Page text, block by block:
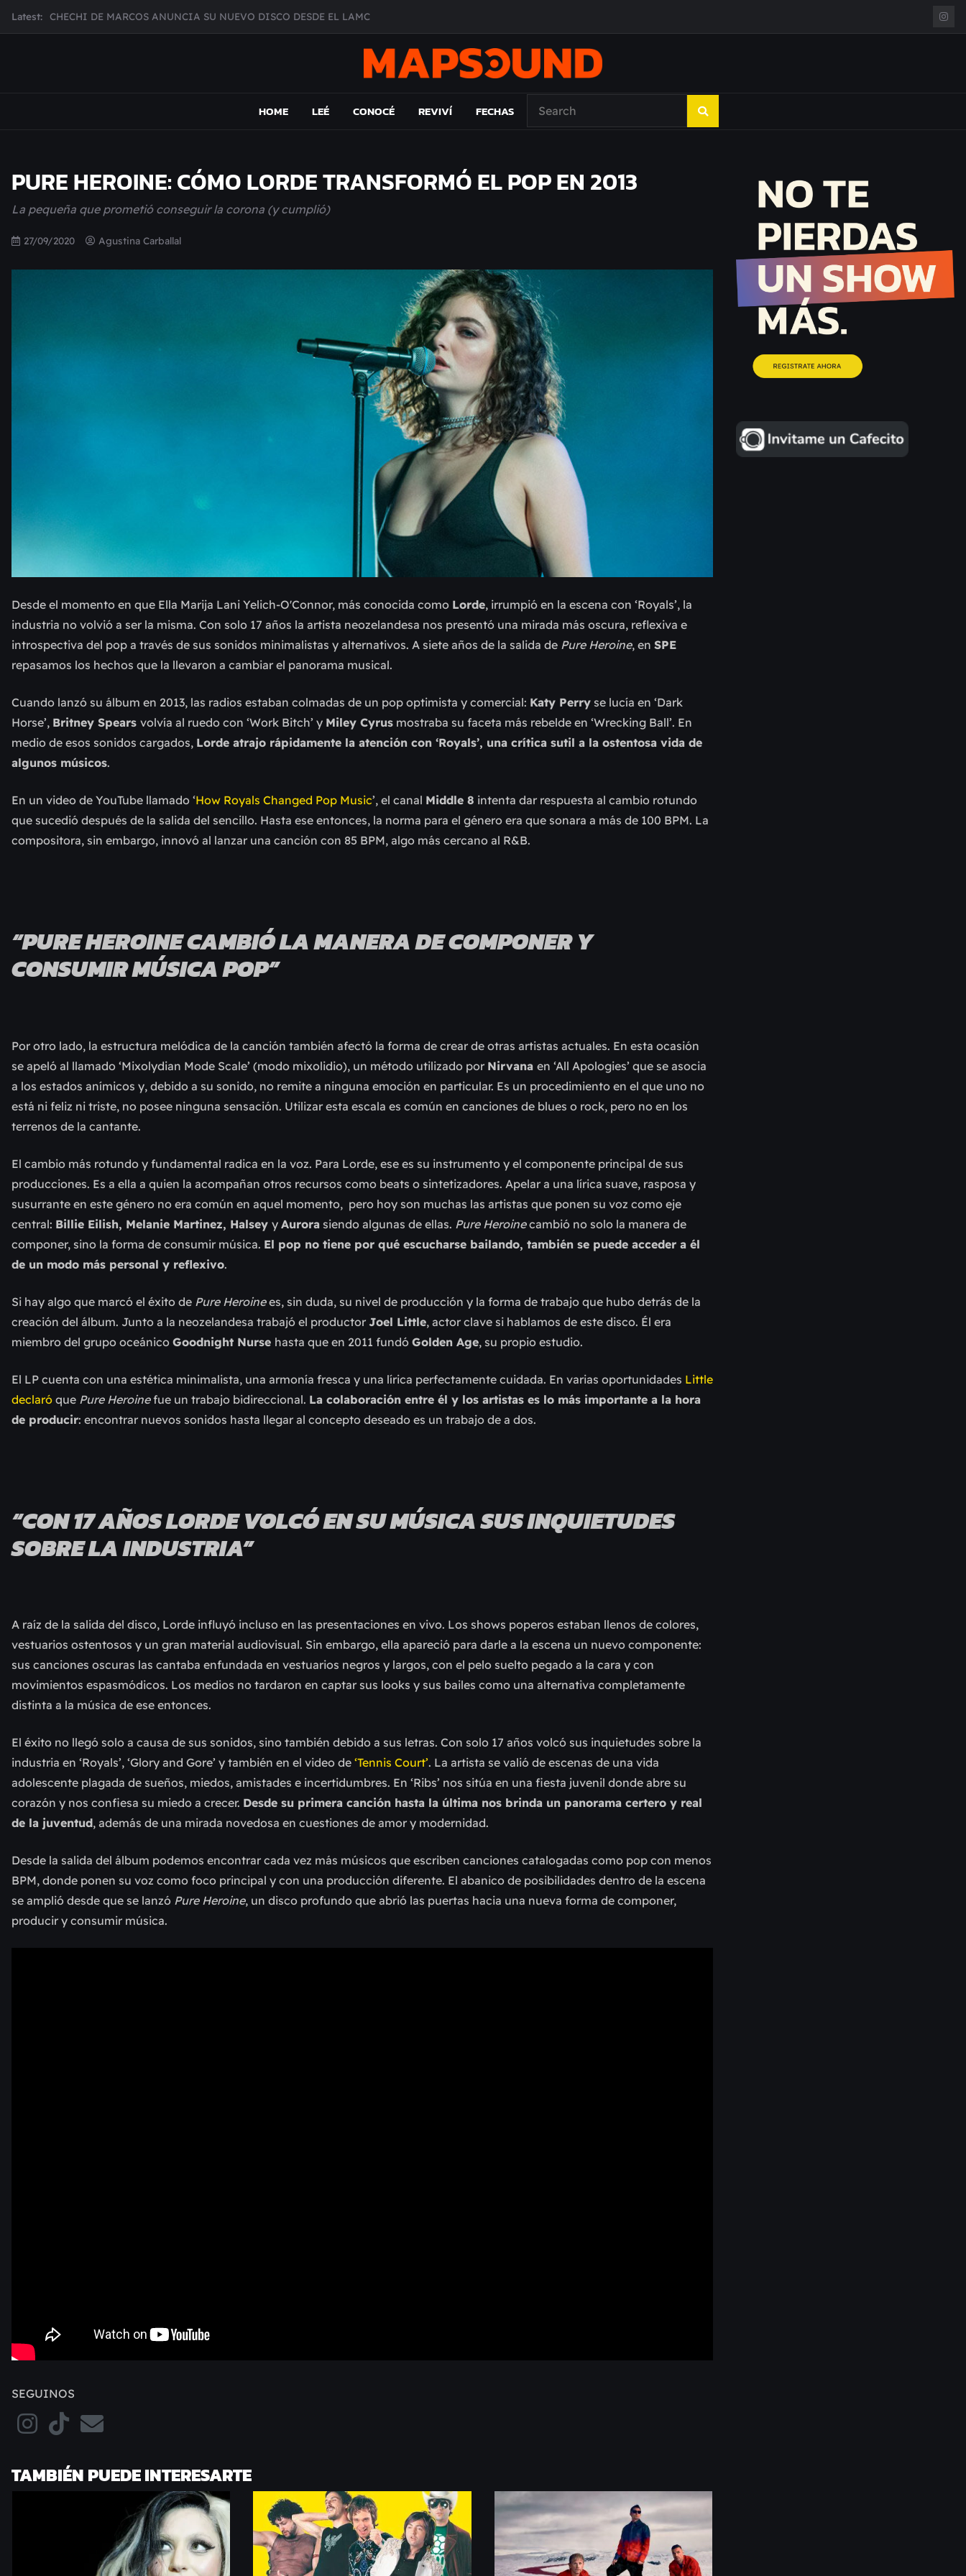
Latest: MUJER CEBRA PRESENTA INHIBIDOR, UNA FOTOGRAFÍA DE ÉPOCA EN FORMA DE DISCO
JULIANA GATTAS PRESENTA "SOY ASÍ"
Broke Carrey se prepara para salir de gira en HIJO DEL PAÍS: EL ENSAYO
HOME LEÉ CONOCÉ REVIVÍ FECHAS
PURE HEROINE: CÓMO LORDE TRANSFORMÓ EL POP EN 2013
La pequeña que prometió conseguir la corona (y cumplió)
27/09/2020 Agustina Carballal
Desde el momento en que Ella Marija Lani Yelich-O'Connor, más conocida como Lorde, irrumpió en la escena con ‘Royals’, la
industria no volvió a ser la misma. Con solo 17 años la artista neozelandesa nos presentó una mirada más oscura, reflexiva e
introspectiva del pop a través de sus sonidos minimalistas y alternativos. A siete años de la salida de Pure Heroine, en SPE
repasamos los hechos que la llevaron a cambiar el panorama musical.
Cuando lanzó su álbum en 2013, las radios estaban colmadas de un pop optimista y comercial: Katy Perry se lucía en ‘Dark
Horse’, Britney Spears volvía al ruedo con ‘Work Bitch’ y Miley Cyrus mostraba su faceta más rebelde en ‘Wrecking Ball’. En
medio de esos sonidos cargados, Lorde atrajo rápidamente la atención con ‘Royals’, una crítica sutil a la ostentosa vida de
algunos músicos.
En un video de YouTube llamado ‘How Royals Changed Pop Music’, el canal Middle 8 intenta dar respuesta al cambio rotundo
que sucedió después de la salida del sencillo. Hasta ese entonces, la norma para el género era que sonara a más de 100 BPM. La
compositora, sin embargo, innovó al lanzar una canción con 85 BPM, algo más cercano al R&B.
“PURE HEROINE CAMBIÓ LA MANERA DE COMPONER Y
CONSUMIR MÚSICA POP”
Por otro lado, la estructura melódica de la canción también afectó la forma de crear de otras artistas actuales. En esta ocasión
se apeló al llamado ‘Mixolydian Mode Scale’ (modo mixolidio), un método utilizado por Nirvana en ‘All Apologies’ que se asocia
a los estados anímicos y, debido a su sonido, no remite a ninguna emoción en particular. Es un procedimiento en el que uno no
está ni feliz ni triste, no posee ninguna sensación. Utilizar esta escala es común en canciones de blues o rock, pero no en los
terrenos de la cantante.
El cambio más rotundo y fundamental radica en la voz. Para Lorde, ese es su instrumento y el componente principal de sus
producciones. Es a ella a quien la acompañan otros recursos como beats o sintetizadores. Apelar a una lírica suave, rasposa y
susurrante en este género no era común en aquel momento, pero hoy son muchas las artistas que ponen su voz como eje
central: Billie Eilish, Melanie Martinez, Halsey y Aurora siendo algunas de ellas. Pure Heroinecambió no solo la manera de
componer, sino la forma de consumir música. El pop no tiene por qué escucharse bailando, también se puede acceder a él
de un modo más personal y reflexivo.
Si hay algo que marcó el éxito de Pure Heroinees, sin duda, su nivel de producción y la forma de trabajo que hubo detrás de la
creación del álbum. Junto a la neozelandesa trabajó el productor Joel Little, actor clave si hablamos de este disco. Él era
miembro del grupo oceánico Goodnight Nurse hasta que en 2011 fundó Golden Age, su propio estudio.
El LP cuenta con una estética minimalista, una armonía fresca y una lírica perfectamente cuidada. En varias oportunidades Little
declaró que Pure Heroinefue un trabajo bidireccional. La colaboración entre él y los artistas es lo más importante a la hora
de producir: encontrar nuevos sonidos hasta llegar al concepto deseado es un trabajo de a dos.
“CON 17 AÑOS LORDE VOLCÓ EN SU MÚSICA SUS INQUIETUDES
SOBRE LA INDUSTRIA”
A raíz de la salida del disco, Lorde influyó incluso en las presentaciones en vivo. Los shows poperos estaban llenos de colores,
vestuarios ostentosos y un gran material audiovisual. Sin embargo, ella apareció para darle a la escena un nuevo componente:
sus canciones oscuras las cantaba enfundada en vestuarios negros y largos, con el pelo suelto pegado a la cara y con
movimientos espasmódicos. Los medios no tardaron en captar sus looks y sus bailes como una alternativa completamente
distinta a la música de ese entonces.
El éxito no llegó solo a causa de sus sonidos, sino también debido a sus letras. Con solo 17 años volcó sus inquietudes sobre la
industria en ‘Royals’, ‘Glory and Gore’ y también en el video de ‘Tennis Court’. La artista se valió de escenas de una vida
adolescente plagada de sueños, miedos, amistades e incertidumbres. En ‘Ribs’ nos sitúa en una fiesta juvenil donde abre su
corazón y nos confiesa su miedo a crecer. Desde su primera canción hasta la última nos brinda un panorama certero y real
de la juventud, además de una mirada novedosa en cuestiones de amor y modernidad.
Desde la salida del álbum podemos encontrar cada vez más músicos que escriben canciones catalogadas como pop con menos
BPM, donde ponen su voz como foco principal y con una producción diferente. El abanico de posibilidades dentro de la escena
se amplió desde que se lanzó Pure Heroine, un disco profundo que abrió las puertas hacia una nueva forma de componer,
producir y consumir música.
SEGUINOS
TAMBIÉN PUEDE INTERESARTE